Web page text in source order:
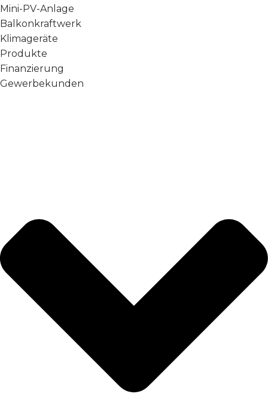
Mini-PV-Anlage
Balkonkraftwerk
Klimageräte
Produkte
Finanzierung
Gewerbekunden